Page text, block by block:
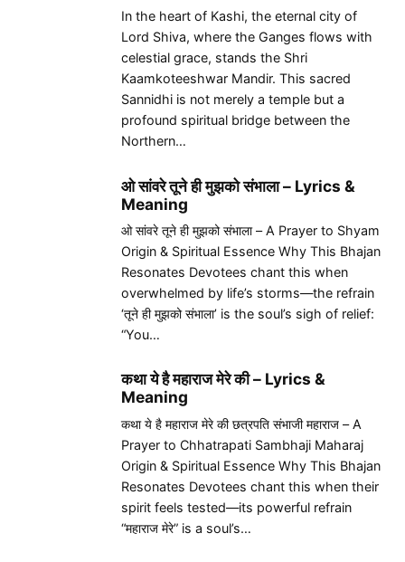
In the heart of Kashi, the eternal city of
Lord Shiva, where the Ganges flows with
celestial grace, stands the Shri
Kaamkoteeshwar Mandir. This sacred
Sannidhi is not merely a temple but a
profound spiritual bridge between the
Northern…
ओ सांवरे तूने ही मुझको संभाला – Lyrics &
Meaning
ओ सांवरे तूने ही मुझको संभाला – A Prayer to Shyam
Origin & Spiritual Essence Why This Bhajan
Resonates Devotees chant this when
overwhelmed by life’s storms—the refrain
‘तूने ही मुझको संभाला’ is the soul’s sigh of relief:
“You…
कथा ये है महाराज मेरे की – Lyrics &
Meaning
कथा ये है महाराज मेरे की छत्रपति संभाजी महाराज – A
Prayer to Chhatrapati Sambhaji Maharaj
Origin & Spiritual Essence Why This Bhajan
Resonates Devotees chant this when their
spirit feels tested—its powerful refrain
“महाराज मेरे” is a soul’s…